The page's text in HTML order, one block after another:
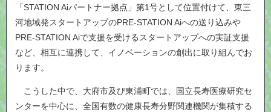
「STATION Aiパートナー拠点」第1号として位置付けて、東三
河地域発スタートアップのPRE-STATION Aiへの送り込みや
PRE-STATION Aiで支援を受けるスタートアップへの実証支援
など、相互に連携して、イノベーションの創出に取り組んでお
ります。
こうした中で、大府市及び東浦町では、国立長寿医療研究セ
ンターを中心に、全国有数の健康長寿分野関連機関が集積する